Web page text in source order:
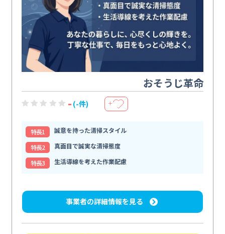
おそうじ革命
- (-件) ＋
特⻑1
誠意を持った清掃スタイル
特⻑2
真面目で誠実な清掃態度
特⻑3
生活導線を考えた作業配慮
事業者の詳細情報を見る